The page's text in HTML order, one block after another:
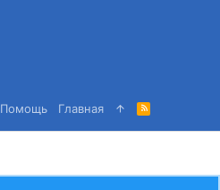
Помощь Главная
R
S
S